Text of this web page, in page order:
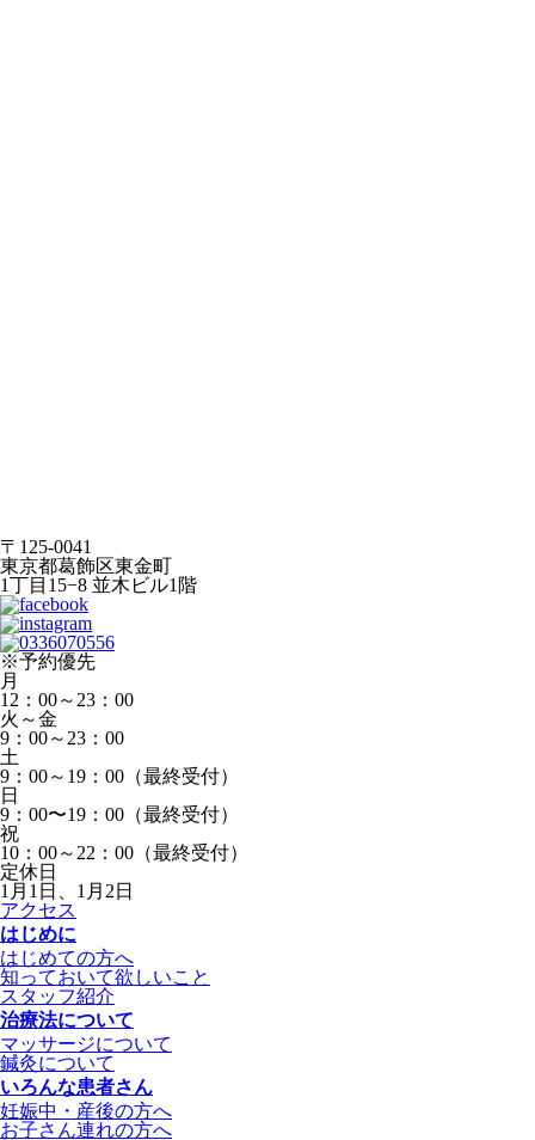
〒125-0041
東京都葛飾区東金町
1丁目15−8 並木ビル1階
※予約優先
月
12：00～23：00
火～金
9：00～23：00
土
9：00～19：00（最終受付）
日
9：00〜19：00（最終受付）
祝
10：00～22：00（最終受付）
定休日
1月1日、1月2日
アクセス
はじめに
はじめての方へ
知っておいて欲しいこと
スタッフ紹介
治療法について
マッサージについて
鍼灸について
いろんな患者さん
妊娠中・産後の方へ
お子さん連れの方へ